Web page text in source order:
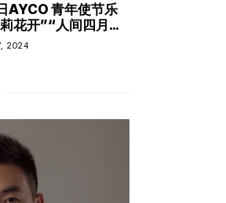
AYCO 青年使节乐
花开”“人间四月
场“心向和平”音乐
2024